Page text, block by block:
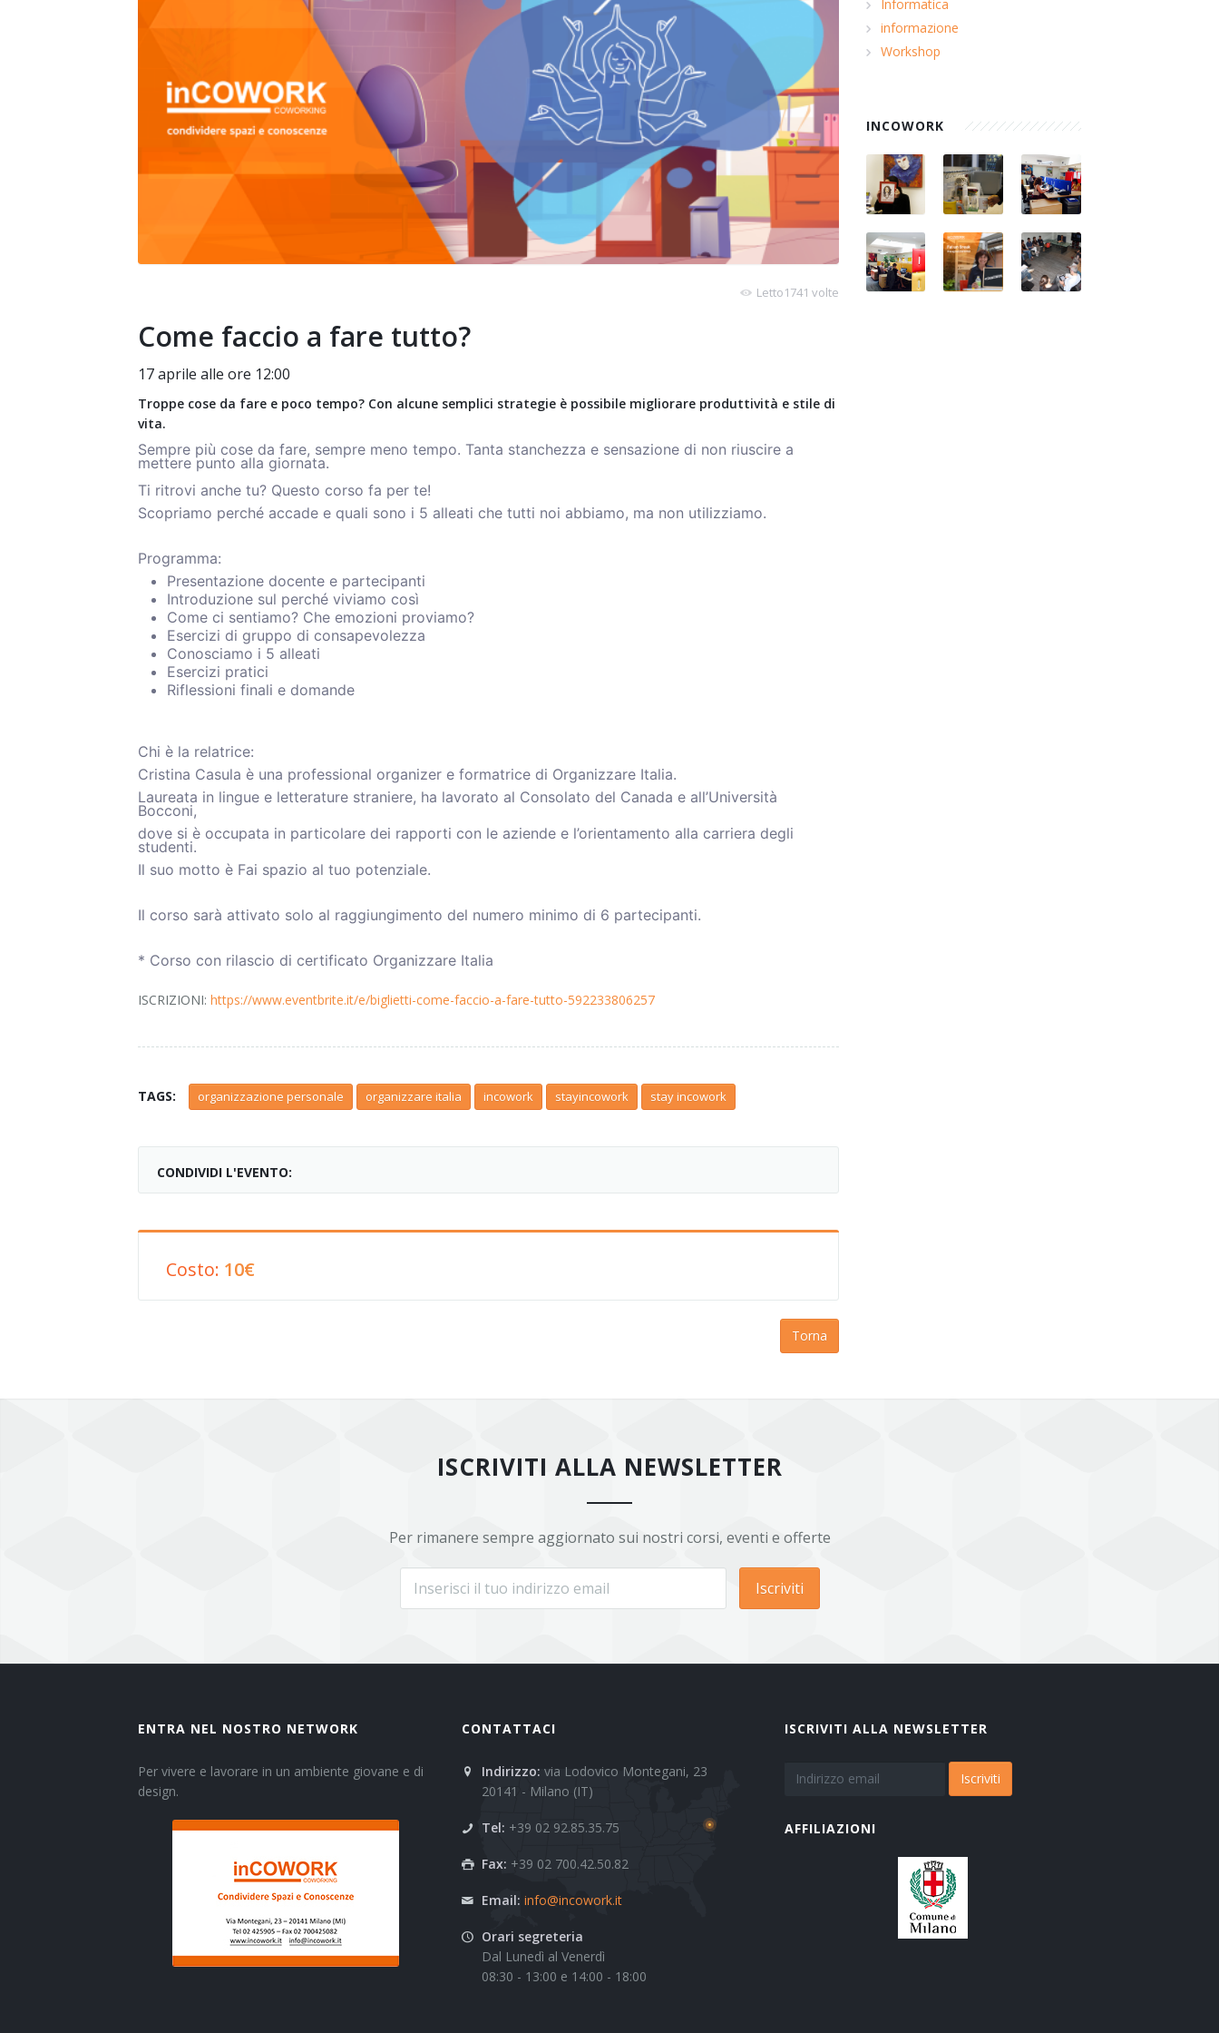
Letto1741 volte
Come faccio a fare tutto?
17 aprile alle ore 12:00
Troppe cose da fare e poco tempo? Con alcune semplici strategie è possibile migliorare produttività e stile di
vita.
Sempre più cose da fare, sempre meno tempo. Tanta stanchezza e sensazione di non riuscire a
mettere punto alla giornata.
Ti ritrovi anche tu? Questo corso fa per te!
Scopriamo perché accade e quali sono i 5 alleati che tutti noi abbiamo, ma non utilizziamo.
Programma:
Presentazione docente e partecipanti
Introduzione sul perché viviamo così
Come ci sentiamo? Che emozioni proviamo?
Esercizi di gruppo di consapevolezza
Conosciamo i 5 alleati
Esercizi pratici
Riflessioni finali e domande
Chi è la relatrice:
Cristina Casula è una professional organizer e formatrice di Organizzare Italia.
Laureata in lingue e letterature straniere, ha lavorato al Consolato del Canada e all’Università
Bocconi,
dove si è occupata in particolare dei rapporti con le aziende e l’orientamento alla carriera degli
studenti.
Il suo motto è Fai spazio al tuo potenziale.
Il corso sarà attivato solo al raggiungimento del numero minimo di 6 partecipanti.
* Corso con rilascio di certificato Organizzare Italia
ISCRIZIONI: https://www.eventbrite.it/e/biglietti-come-faccio-a-fare-tutto-592233806257
TAGS: organizzazione personale organizzare italia incowork stayincowork stay incowork
CONDIVIDI L'EVENTO:
Costo: 10€
Torna
Informatica
informazione
Workshop
INCOWORK
ISCRIVITI ALLA NEWSLETTER
Per rimanere sempre aggiornato sui nostri corsi, eventi e offerte
Iscriviti
ENTRA NEL NOSTRO NETWORK
Per vivere e lavorare in un ambiente giovane e di
design.
CONTATTACI
Indirizzo: via Lodovico Montegani, 23
20141 - Milano (IT)
Tel: +39 02 92.85.35.75
Fax: +39 02 700.42.50.82
Email: info@incowork.it
Orari segreteria
Dal Lunedì al Venerdì
08:30 - 13:00 e 14:00 - 18:00
ISCRIVITI ALLA NEWSLETTER
Iscriviti
AFFILIAZIONI